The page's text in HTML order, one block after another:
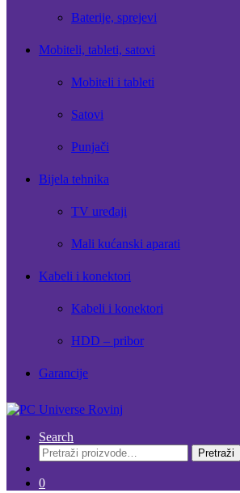
Baterije, sprejevi
Mobiteli, tableti, satovi
Mobiteli i tableti
Satovi
Punjači
Bijela tehnika
TV uređaji
Mali kućanski aparati
Kabeli i konektori
Kabeli i konektori
HDD – pribor
Garancije
Search
Pretraži:
Pretraži
0